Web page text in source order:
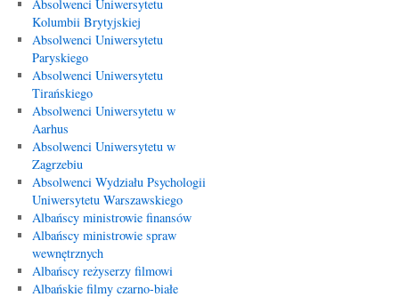
Absolwenci Uniwersytetu
Kolumbii Brytyjskiej
Absolwenci Uniwersytetu
Paryskiego
Absolwenci Uniwersytetu
Tirańskiego
Absolwenci Uniwersytetu w
Aarhus
Absolwenci Uniwersytetu w
Zagrzebiu
Absolwenci Wydziału Psychologii
Uniwersytetu Warszawskiego
Albańscy ministrowie finansów
Albańscy ministrowie spraw
wewnętrznych
Albańscy reżyserzy filmowi
Albańskie filmy czarno-białe